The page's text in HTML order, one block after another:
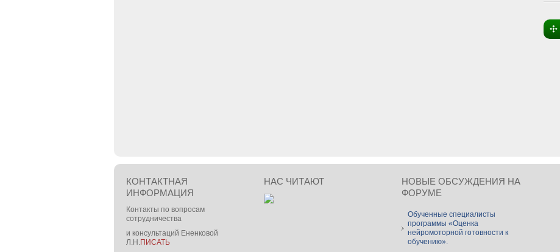
КОНТАКТНАЯ
ИНФОРМАЦИЯ
Контакты по вопросам
сотрудничества
и консультаций Ененковой
Л.Н.ПИСАТЬ
НАС ЧИТАЮТ
НОВЫЕ ОБСУЖДЕНИЯ НА
ФОРУМЕ
Обученные специалисты
программы «Оценка
нейромоторной готовности к
обучению».